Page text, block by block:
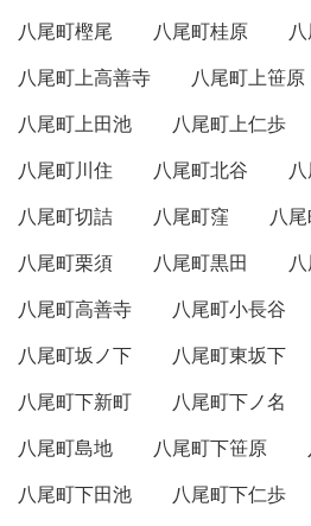
八尾町樫尾
八尾町桂原
八尾町上高善寺
八尾町上笹原
八尾町上田池
八尾町上仁歩
八尾町川住
八尾町北谷
八尾町切詰
八尾町窪
八
八尾町栗須
八尾町黒田
八尾町高善寺
八尾町小長谷
八尾町坂ノ下
八尾町東坂下
八尾町下新町
八尾町下ノ名
八尾町島地
八尾町下笹原
八尾町下田池
八尾町下仁歩